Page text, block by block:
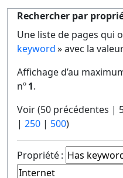
Rechercher par
Une liste de pages qui
keyword» avec la
Affichage d’au
nº1.
Voir (50 précédentes |
| 250 | 500)
Propriété :